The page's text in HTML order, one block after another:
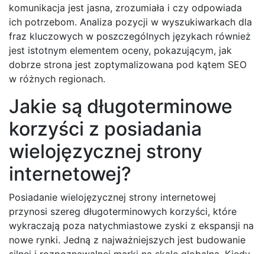
komunikacja jest jasna, zrozumiała i czy odpowiada
ich potrzebom. Analiza pozycji w wyszukiwarkach dla
fraz kluczowych w poszczególnych językach również
jest istotnym elementem oceny, pokazującym, jak
dobrze strona jest zoptymalizowana pod kątem SEO
w różnych regionach.
Jakie są długoterminowe
korzyści z posiadania
wielojęzycznej strony
internetowej?
Posiadanie wielojęzycznej strony internetowej
przynosi szereg długoterminowych korzyści, które
wykraczają poza natychmiastowe zyski z ekspansji na
nowe rynki. Jedną z najważniejszych jest budowanie